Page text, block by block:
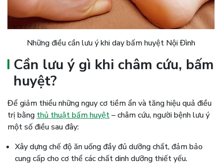
Những điều cần lưu ý khi day bấm huyệt Nội Đình
Cần lưu ý gì khi châm cứu, bấm
huyệt?
Để giảm thiểu những nguy cơ tiềm ẩn và tăng hiệu quả điều
trị bằng thủ thuật bấm huyệt– châm cứu, người bệnh lưu ý
một số điều sau đây:
Xây dựng chế độ ăn uống đầy đủ dưỡng chất, đảm bảo
cung cấp cho cơ thể các chất dinh dưỡng thiết yếu.